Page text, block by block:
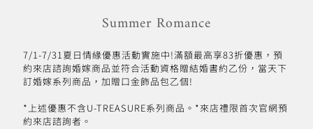
Summer Romance
7/1-7/31夏日情緣優惠活動實施中!滿額最高享83折優惠，預
約來店諮詢婚嫁商品並符合活動資格贈結婚書約乙份，當天下
訂婚嫁系列商品，加贈口金飾品包乙個!
*上述優惠不含U-TREASURE系列商品。*來店禮限首次官網預
約來店諮詢者。